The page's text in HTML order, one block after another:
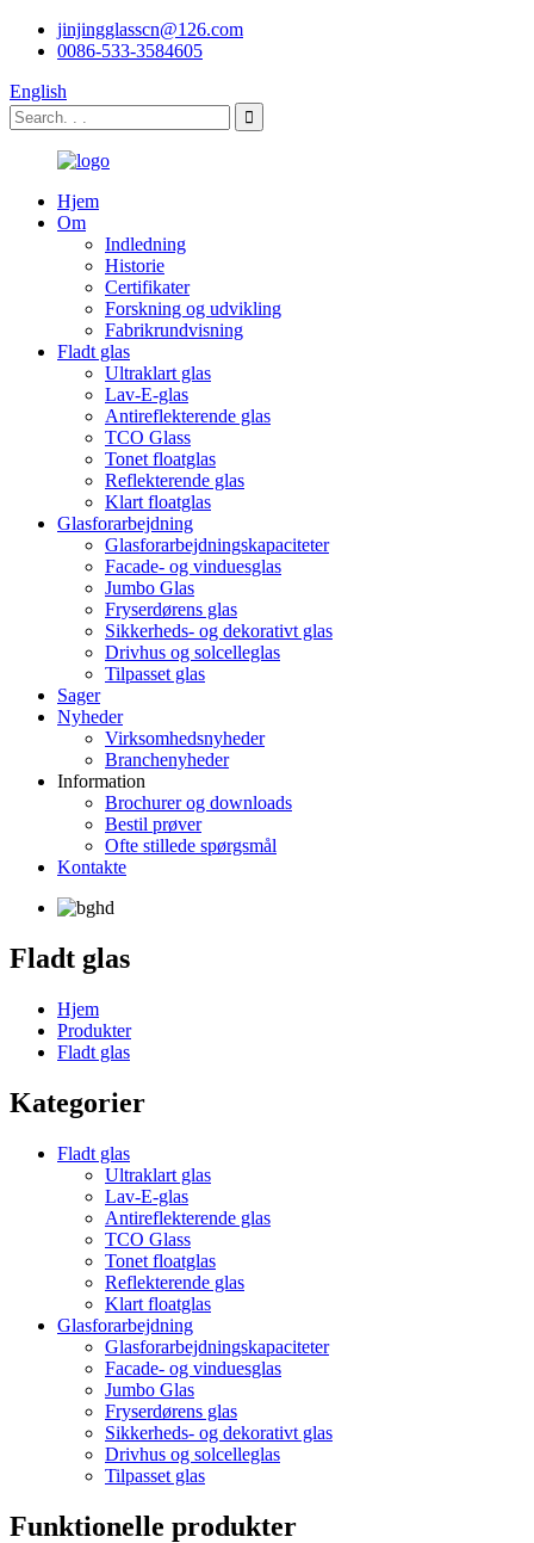
jinjingglasscn@126.com
0086-533-3584605
English
Hjem
Om
Indledning
Historie
Certifikater
Forskning og udvikling
Fabrikrundvisning
Fladt glas
Ultraklart glas
Lav-E-glas
Antireflekterende glas
TCO Glass
Tonet floatglas
Reflekterende glas
Klart floatglas
Glasforarbejdning
Glasforarbejdningskapaciteter
Facade- og vinduesglas
Jumbo Glas
Fryserdørens glas
Sikkerheds- og dekorativt glas
Drivhus og solcelleglas
Tilpasset glas
Sager
Nyheder
Virksomhedsnyheder
Branchenyheder
Information
Brochurer og downloads
Bestil prøver
Ofte stillede spørgsmål
Kontakte
Fladt glas
Hjem
Produkter
Fladt glas
Kategorier
Fladt glas
Ultraklart glas
Lav-E-glas
Antireflekterende glas
TCO Glass
Tonet floatglas
Reflekterende glas
Klart floatglas
Glasforarbejdning
Glasforarbejdningskapaciteter
Facade- og vinduesglas
Jumbo Glas
Fryserdørens glas
Sikkerheds- og dekorativt glas
Drivhus og solcelleglas
Tilpasset glas
Funktionelle produkter